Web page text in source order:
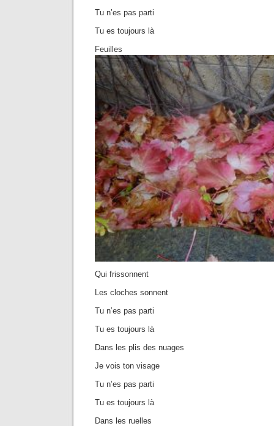
Tu n’es pas parti
Tu es toujours là
Feuilles
Qui frissonnent
Les cloches sonnent
Tu n’es pas parti
Tu es toujours là
Dans les plis des nuages
Je vois ton visage
Tu n’es pas parti
Tu es toujours là
Dans les ruelles